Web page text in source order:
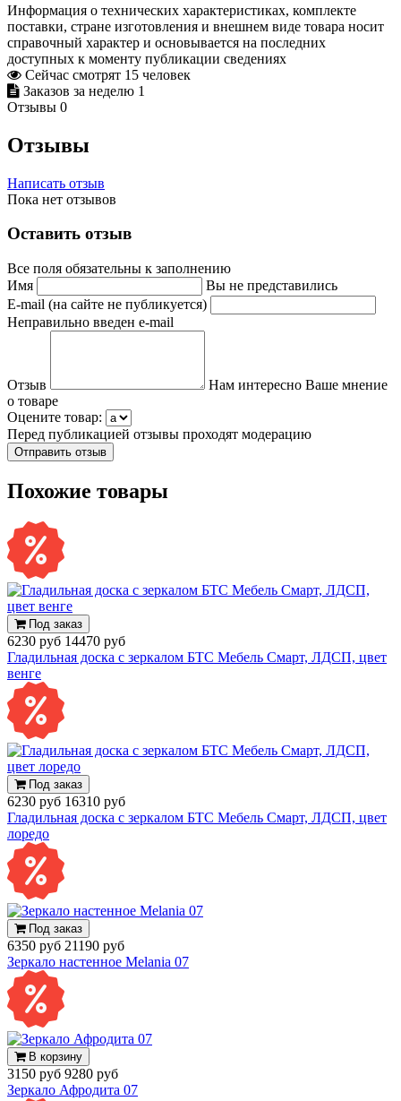
Информация о технических характеристиках, комплекте
поставки, стране изготовления и внешнем виде товара носит
справочный характер и основывается на последних
доступных к моменту публикации сведениях
Сейчас смотрят 15 человек
Заказов за неделю 1
Отзывы 0
Отзывы
Написать отзыв
Пока нет отзывов
Оставить отзыв
Все поля обязательны к заполнению
Имя
Вы не представились
E-mail (на сайте не публикуется)
Неправильно введен e-mail
Отзыв
Нам интересно Ваше мнение
о товаре
Оцените товар:
Перед публикацией отзывы проходят модерацию
Похожие товары
Под заказ
6230 руб 14470 руб
Гладильная доска с зеркалом БТС Мебель Смарт, ЛДСП, цвет
венге
Под заказ
6230 руб 16310 руб
Гладильная доска с зеркалом БТС Мебель Смарт, ЛДСП, цвет
лоредо
Под заказ
6350 руб 21190 руб
Зеркало настенное Melania 07
В корзину
3150 руб 9280 руб
Зеркало Афродита 07